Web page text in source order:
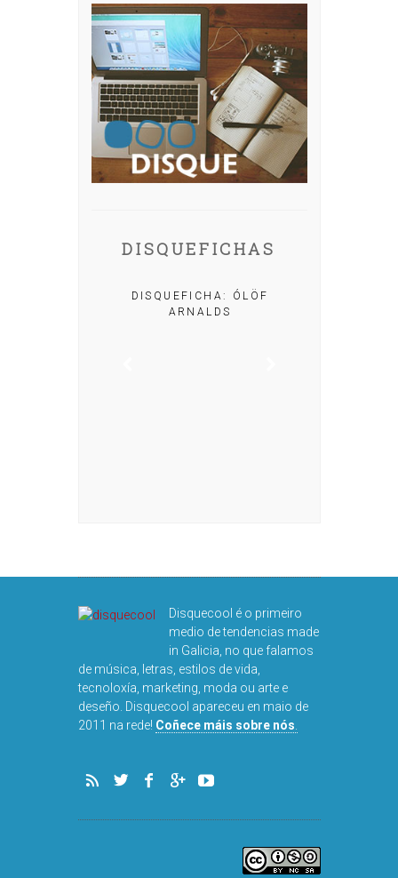
DISQUEFICHAS
DISQUEFICHA: ÓLÖF
ARNALDS
Disquecool é o primeiro
medio de tendencias made
in Galicia, no que falamos
deseño. Disquecool apareceu en maio de